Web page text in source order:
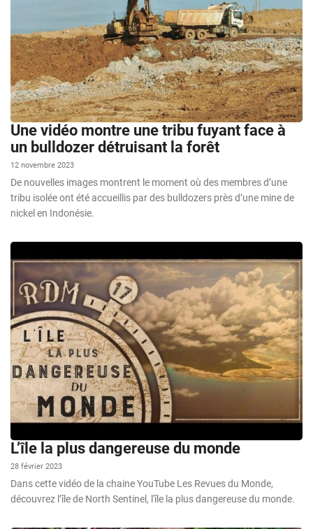
Une vidéo montre une tribu fuyant face à
un bulldozer détruisant la forêt
12 novembre 2023
De nouvelles images montrent le moment où des membres d’une
tribu isolée ont été accueillis par des bulldozers près d’une mine de
nickel en Indonésie.
L’île la plus dangereuse du monde
28 février 2023
Dans cette vidéo de la chaine YouTube Les Revues du Monde,
découvrez l’île de North Sentinel, l'île la plus dangereuse du monde.